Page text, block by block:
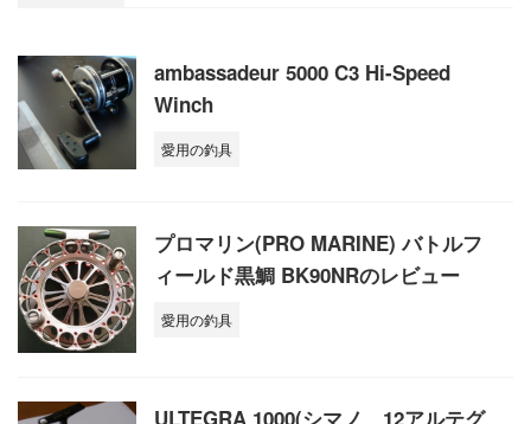
ambassadeur 5000 C3 Hi-Speed
Winch
愛用の釣具
プロマリン(PRO MARINE) バトルフ
ィールド黒鯛 BK90NRのレビュー
愛用の釣具